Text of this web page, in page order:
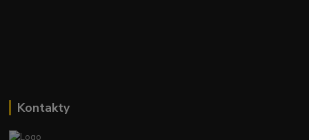
Kontakty